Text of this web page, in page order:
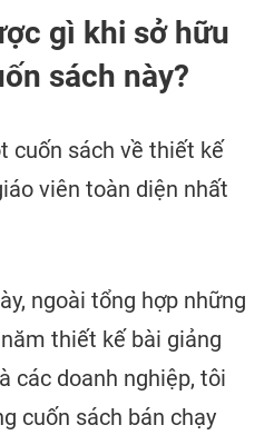
gì khi sở hữu
sách này?
cuốn sách về thiết kế
viên toàn diện nhất
ngoài tổng hợp những
thiết kế bài giảng
các doanh nghiệp, tôi
cuốn sách bán chạy